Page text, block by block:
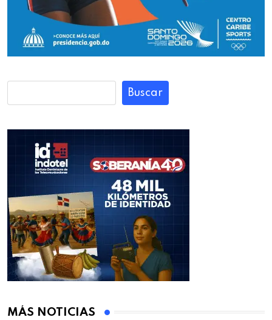
Buscar
MÁS NOTICIAS